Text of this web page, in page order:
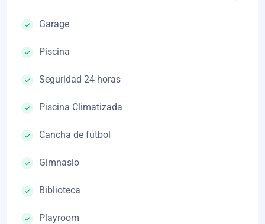
Garage
Piscina
Seguridad 24 horas
Piscina Climatizada
Cancha de fútbol
Gimnasio
Biblioteca
Playroom